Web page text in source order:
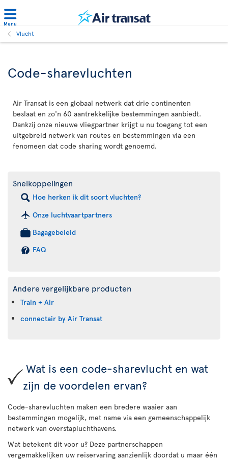
Menu
Vlucht
Code-sharevluchten
Air Transat is een globaal netwerk dat drie continenten
beslaat en zo'n 60 aantrekkelijke bestemmingen aanbiedt.
Dankzij onze nieuwe vliegpartner krijgt u nu toegang tot een
uitgebreid netwerk van routes en bestemmingen via een
fenomeen dat code sharing wordt genoemd.
Snelkoppelingen
Hoe herken ik dit soort vluchten?
Onze luchtvaartpartners
Bagagebeleid
FAQ
Andere vergelijkbare producten
Train + Air
connectair by Air Transat
Wat is een code-sharevlucht en wat
zijn de voordelen ervan?
Code-sharevluchten maken een bredere waaier aan
bestemmingen mogelijk, met name via een gemeenschappelijk
netwerk van overstapluchthavens.
Wat betekent dit voor u? Deze partnerschappen
vergemakkelijken uw reiservaring aanzienlijk doordat u maar één